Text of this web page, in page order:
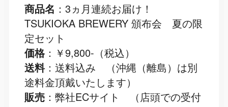
商品名 ：3ヵ月連続お届け！
TSUKIOKA BREWERY 頒布会 夏の限
定セット
価格 ：￥9,800-（税込）
送料：送料込み （沖縄（離島）は別
途料金頂戴いたします）
販売 ：弊社ECサイト （店頭での受付